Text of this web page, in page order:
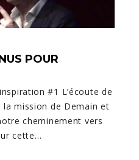
POUR
#1 L’écoute de
mission de Demain et
cheminement vers
cette…